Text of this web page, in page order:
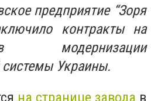
предприятие “Зоря
контракты на
системы Украины.
на странице завода в